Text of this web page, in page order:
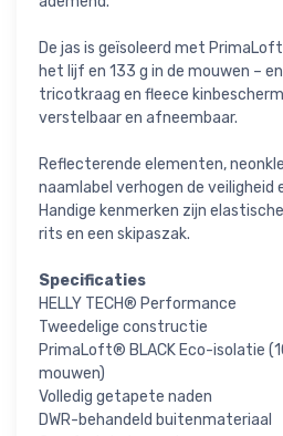
De jas is geïsoleerd met
het lijf en 133 g in de mouwen –
tricotkraag en fleece
verstelbaar en afneembaar.
Reflecterende elementen,
naamlabel verhogen de veiligheid
Handige kenmerken zijn
rits en een skipaszak.
Specificaties
HELLY TECH® Performance
Tweedelige constructie
PrimaLoft® BLACK Eco-isolatie
mouwen)
Volledig getapete naden
DWR-behandeld buitenmateriaal